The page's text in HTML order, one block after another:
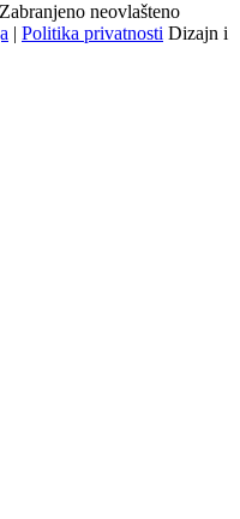
neovlašteno
| Politika privatnosti Dizajn i